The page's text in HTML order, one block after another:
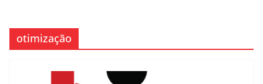
otimização